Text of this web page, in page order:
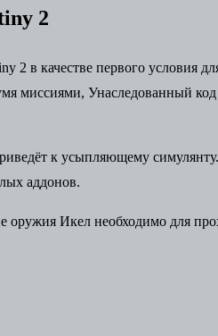
2
в качестве первого условия
миссиями, Унаследованный
к усыпляющему
аддонов.
Икел необходимо для